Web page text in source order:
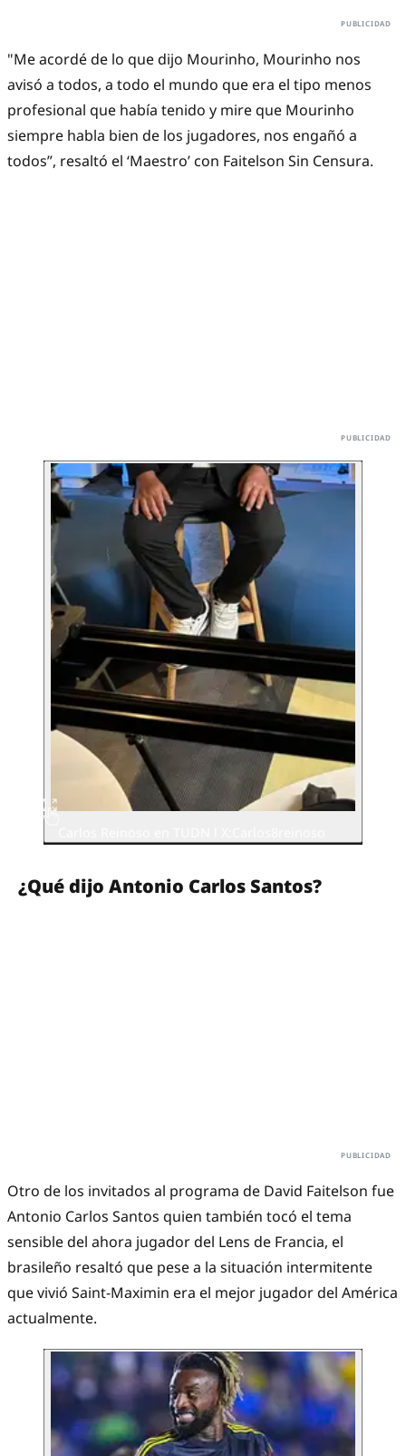
"Me acordé de lo que dijo Mourinho, Mourinho nos
avisó a todos, a todo el mundo que era el tipo menos
profesional que había tenido y mire que Mourinho
siempre habla bien de los jugadores, nos engañó a
todos”, resaltó el ‘Maestro’ con Faitelson Sin Censura.
¿Qué dijo Antonio Carlos Santos?
Otro de los invitados al programa de David Faitelson fue
Antonio Carlos Santos quien también tocó el tema
sensible del ahora jugador del Lens de Francia, el
brasileño resaltó que pese a la situación intermitente
que vivió Saint-Maximin era el mejor jugador del América
actualmente.